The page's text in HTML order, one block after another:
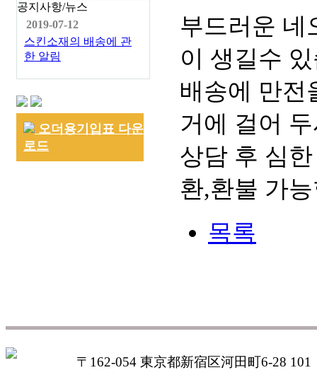
공지사항/뉴스
2019-07-12
스킨소재의 배송에 관
한 알림
오더용기입표 다운
로드
부드러운 네
이 생길수
배송에 만전
거에 걸어
상담 후 심
환,환불 가
목록
〒162-054 東京都新宿区河田町6-28 101